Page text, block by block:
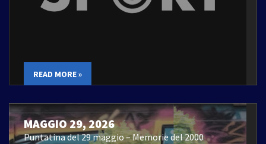
READ MORE »
MAGGIO 29, 2026
Puntatina del 29 maggio – Memorie del 2000